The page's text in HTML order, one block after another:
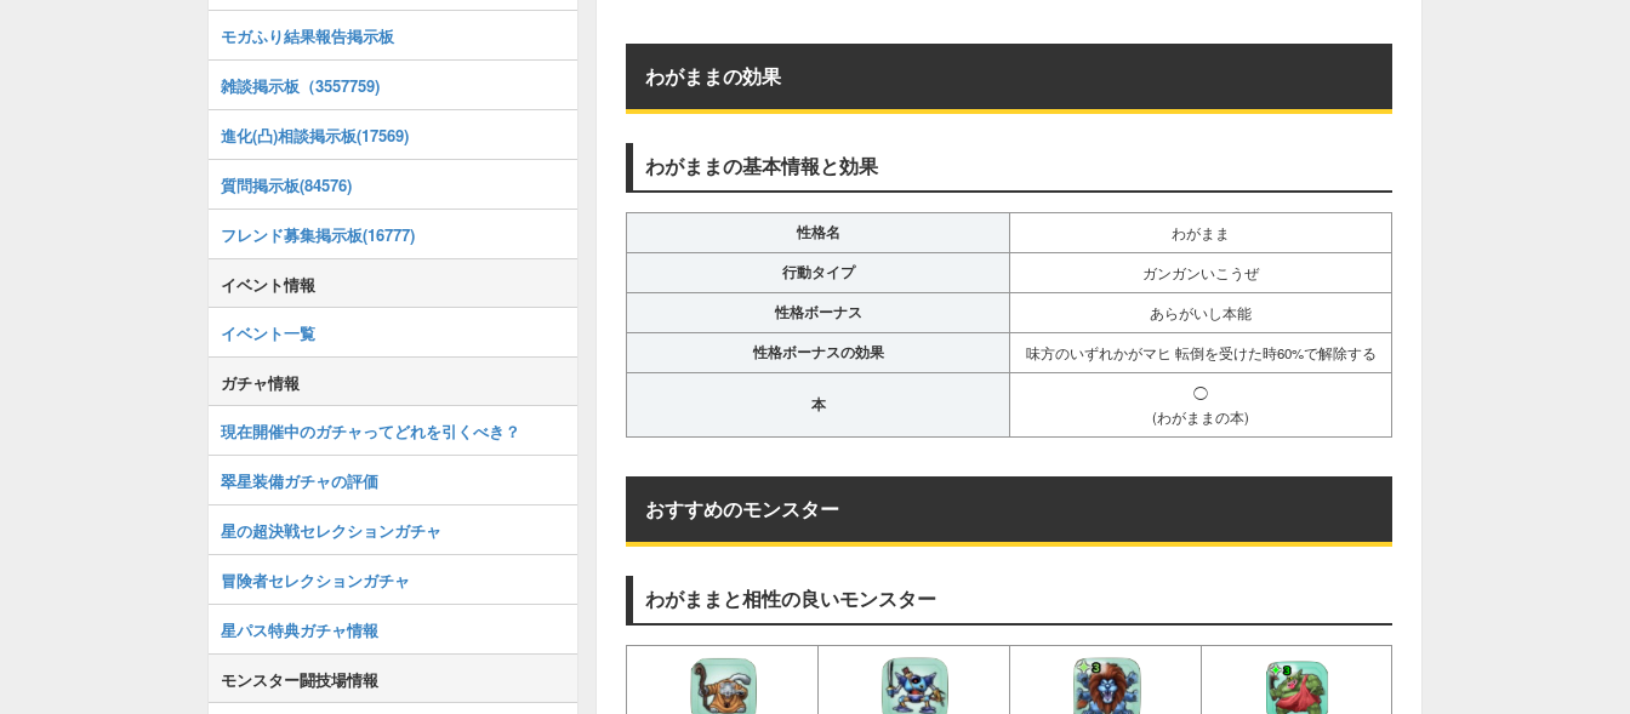
わがままの効果
わがままの基本情報と効果
性格名 わがまま
行動タイプ ガンガンいこうぜ
性格ボーナス あらがいし本能
性格ボーナスの効果 味方のいずれかがマヒ 転倒を受けた時60%で解除する
本
◯
(わがままの本)
おすすめのモンスター
わがままと相性の良いモンスター
モガふり結果報告掲示板
雑談掲示板（3557759)
進化(凸)相談掲示板(17569)
質問掲示板(84576)
フレンド募集掲示板(16777)
イベント情報
イベント一覧
ガチャ情報
現在開催中のガチャってどれを引くべき？
翠星装備ガチャの評価
星の超決戦セレクションガチャ
冒険者セレクションガチャ
星パス特典ガチャ情報
モンスター闘技場情報